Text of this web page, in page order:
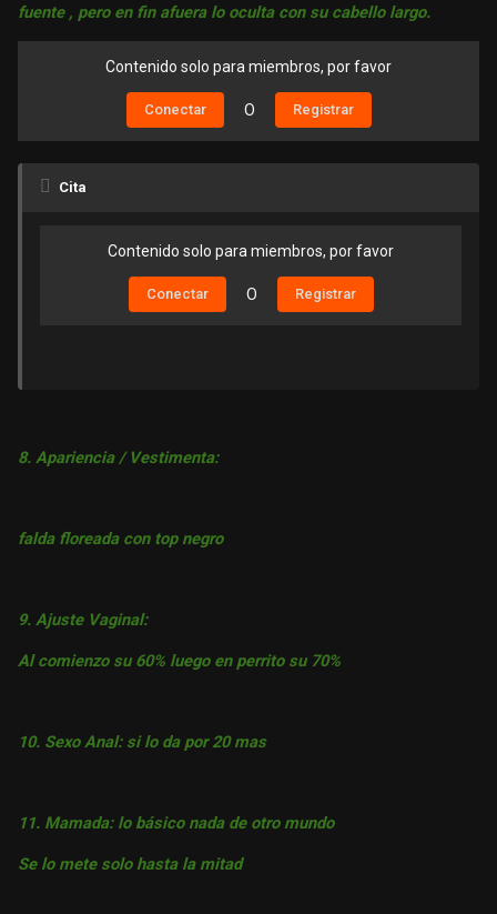
fuente , pero en fin afuera lo oculta con su cabello largo.
Contenido solo para miembros, por favor
Conectar O Registrar
Cita
Contenido solo para miembros, por favor
Conectar O Registrar
8. Apariencia / Vestimenta:
falda floreada con top negro
9. Ajuste Vaginal:
Al comienzo su 60% luego en perrito su 70%
10. Sexo Anal: si lo da por 20 mas
11. Mamada: lo básico nada de otro mundo
Se lo mete solo hasta la mitad